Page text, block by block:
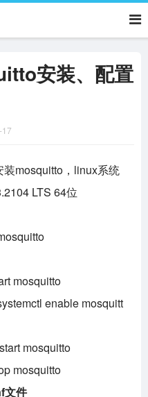
安装、配置
mosquitto，linux系统
LTS 64位
mosquitto
enable mosquitt
mosquitto
mosquitto
文件